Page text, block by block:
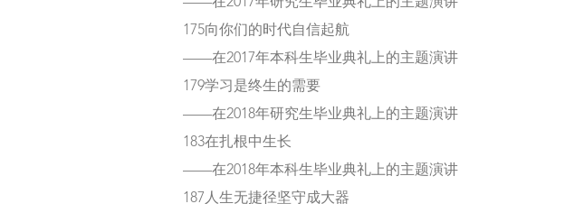
175向你们的时代自信起航
——在2017年本科生毕业典礼上的主题演讲
179学习是终生的需要
——在2018年研究生毕业典礼上的主题演讲
183在扎根中生长
——在2018年本科生毕业典礼上的主题演讲
187人生无捷径坚守成大器